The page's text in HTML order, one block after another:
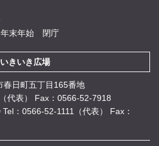
年末年始 閉庁
いきいき広場
日町五丁目165番地
代表）
Fax：0566-52-7918
Tel：0566-52-1111（代表）
Fax：